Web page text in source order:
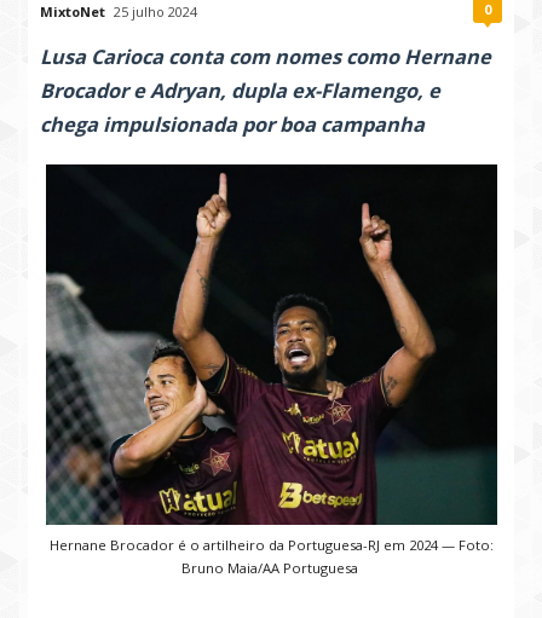
MixtoNet 25 julho 2024 0
Lusa Carioca conta com nomes como Hernane
Brocador e Adryan, dupla ex-Flamengo, e
chega impulsionada por boa campanha
Hernane Brocador é o artilheiro da Portuguesa-RJ em 2024 — Foto:
Bruno Maia/AA Portuguesa